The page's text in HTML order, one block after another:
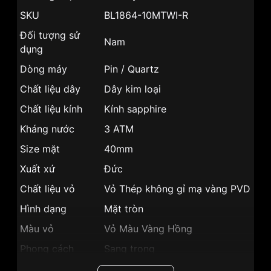
SKU
BL1864-10MTWI-R
Đối tượng sử
dụng
Nam
Dòng máy
Pin / Quartz
Chất liệu dây
Dây kim loại
Chất liệu kính
Kính sapphire
Kháng nước
3 ATM
Size mặt
40mm
Xuất xứ
Đức
Chất liệu vỏ
Vỏ Thép không gỉ mạ vàng PVD
Hình dạng
Mặt tròn
Màu vỏ
Vỏ Màu Vàng Hồng
Phong cách
Sang trọng